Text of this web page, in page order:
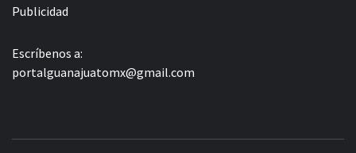
Publicidad
Escríbenos a:
portalguanajuatomx@gmail.com